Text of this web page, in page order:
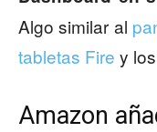
Algo similar al
tabletas Fire y
Amazon